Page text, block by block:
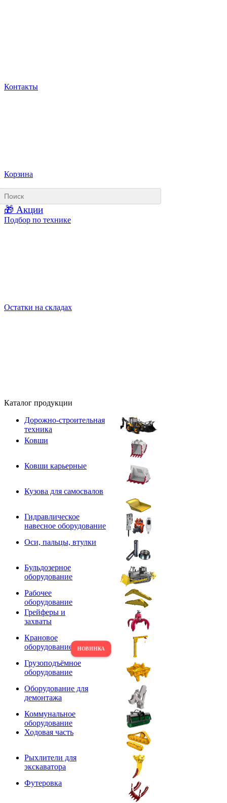
Контакты
Корзина
🎁 Акции
Подбор по технике
Остатки на складах
Каталог продукции
Дорожно-строительная
техника
Ковши
Ковши карьерные
Кузова для самосвалов
Гидравлическое
навесное оборудование
Оси, пальцы, втулки
Бульдозерное
оборудование
Рабочее
оборудование
Грейферы и
захваты
Крановое
оборудование
Грузоподъёмное
оборудование
Оборудование для
демонтажа
Коммунальное
оборудование
Ходовая часть
Рыхлители для
экскаватора
Футеровка